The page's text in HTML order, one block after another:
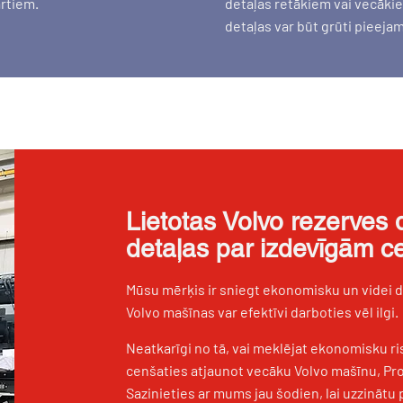
detaļas var būt grūti
Lietotas Volvo rezerves
detaļas par izdevīgām
Mūsu mērķis ir sniegt ekonomisku un
Volvo mašīnas var efektīvi darboties vēl ilgi.
Neatkarīgi no tā, vai meklējat ekonomisku
cenšaties atjaunot vecāku Volvo mašīnu,
Sazinieties ar mums jau šodien, lai